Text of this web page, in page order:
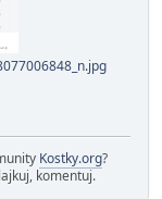
Kostky.org?
komentuj.